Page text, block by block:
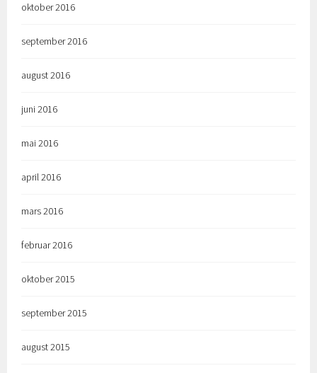
oktober 2016
september 2016
august 2016
juni 2016
mai 2016
april 2016
mars 2016
februar 2016
oktober 2015
september 2015
august 2015